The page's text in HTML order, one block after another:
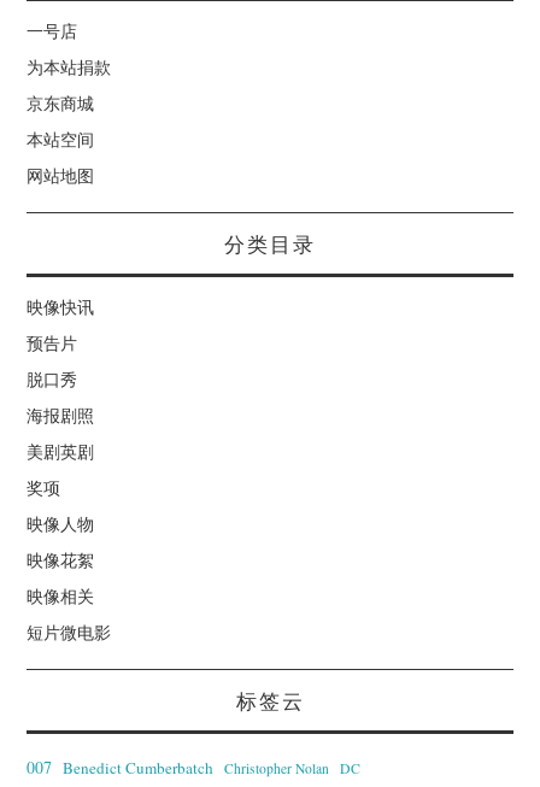
一号店
为本站捐款
京东商城
本站空间
网站地图
分类目录
映像快讯
预告片
脱口秀
海报剧照
美剧英剧
奖项
映像人物
映像花絮
映像相关
短片微电影
标签云
007 Benedict Cumberbatch Christopher Nolan DC